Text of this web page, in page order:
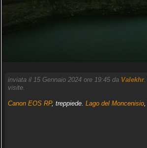
inviata il 15 Gennaio 2024 ore 19:45 da Valekhr.
visite.
Canon EOS RP, treppiede. Lago del Moncenisio,